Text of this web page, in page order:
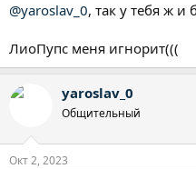
@yaroslav_0, так у тебя ж
ЛиоПупс меня игнорит(((
yaroslav_0
Общительный
Окт 2, 2023